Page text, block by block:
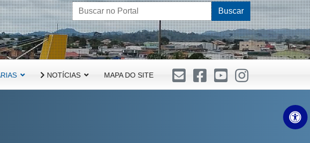
Buscar
NOTÍCIAS MAPA DO SITE